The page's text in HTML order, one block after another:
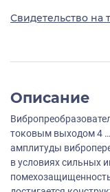
Свидетельство на
Описание
токовым выходом 4
амплитуды
в условиях сильных